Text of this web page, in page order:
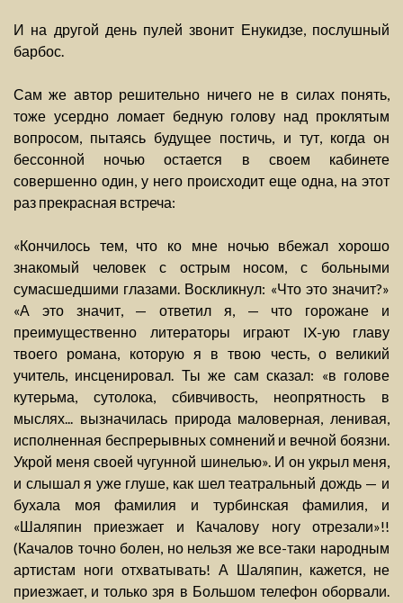
И на другой день пулей звонит Енукидзе, послушный
барбос.
Сам же автор решительно ничего не в силах понять,
тоже усердно ломает бедную голову над проклятым
вопросом, пытаясь будущее постичь, и тут, когда он
бессонной ночью остается в своем кабинете
совершенно один, у него происходит еще одна, на этот
раз прекрасная встреча:
«Кончилось тем, что ко мне ночью вбежал хорошо
знакомый человек с острым носом, с больными
сумасшедшими глазами. Воскликнул: «Что это значит?»
«А это значит, — ответил я, — что горожане и
преимущественно литераторы играют IX-ую главу
твоего романа, которую я в твою честь, о великий
учитель, инсценировал. Ты же сам сказал: «в голове
кутерьма, сутолока, сбивчивость, неопрятность в
мыслях... вызначилась природа маловерная, ленивая,
исполненная беспрерывных сомнений и вечной боязни.
Укрой меня своей чугунной шинелью». И он укрыл меня,
и слышал я уже глуше, как шел театральный дождь — и
бухала моя фамилия и турбинская фамилия, и
«Шаляпин приезжает и Качалову ногу отрезали»!!
(Качалов точно болен, но нельзя же все-таки народным
артистам ноги отхватывать! А Шаляпин, кажется, не
приезжает, и только зря в Большом телефон оборвали.